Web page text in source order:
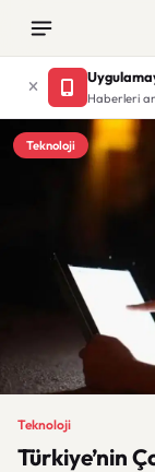
Haberleri
Teknoloji
Teknoloji
Türkiye’nin